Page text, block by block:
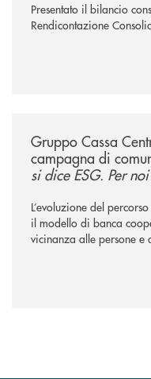
Presentato il bilancio
Rendicontazione
Gruppo Cassa
campagna di
si dice ESG. Per
L’evoluzione del
il modello di banca
vicinanza alle persone e